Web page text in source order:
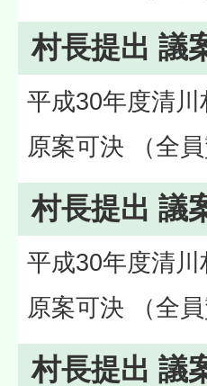
村長提出 議
平成30年度清
原案可決 （全員
村長提出 議
平成30年度清
原案可決 （全員
村長提出 議